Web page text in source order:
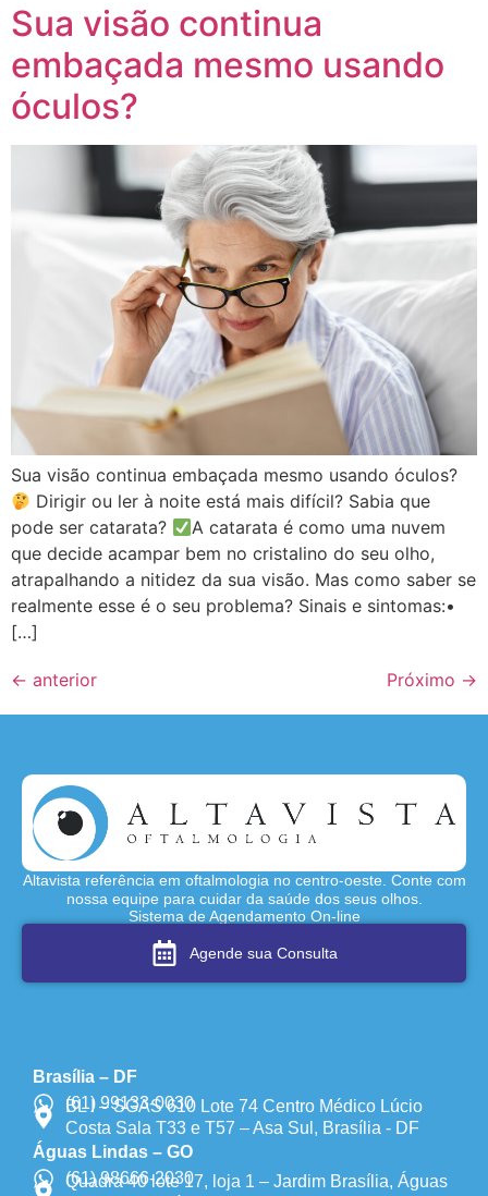
Sua visão continua
embaçada mesmo usando
óculos?
Sua visão continua embaçada mesmo usando óculos?
Dirigir ou ler à noite está mais difícil? Sabia que
pode ser catarata?
A catarata é como uma nuvem
que decide acampar bem no cristalino do seu olho,
atrapalhando a nitidez da sua visão. Mas como saber se
realmente esse é o seu problema? Sinais e sintomas:•
[…]
← anterior Próximo →
Altavista referência em oftalmologia no centro-oeste. Conte com
nossa equipe para cuidar da saúde dos seus olhos.
Sistema de Agendamento On-line
Agende sua Consulta
Brasília – DF
(61) 99133-0030
BL I – SGAS 610 Lote 74 Centro Médico Lúcio
Costa Sala T33 e T57 – Asa Sul, Brasília - DF
Águas Lindas – GO
(61) 98666-2030
Quadra 40 lote 17, loja 1 – Jardim Brasília, Águas